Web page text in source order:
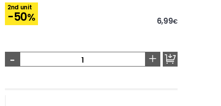
2nd unit
-50% 6,99€
- +